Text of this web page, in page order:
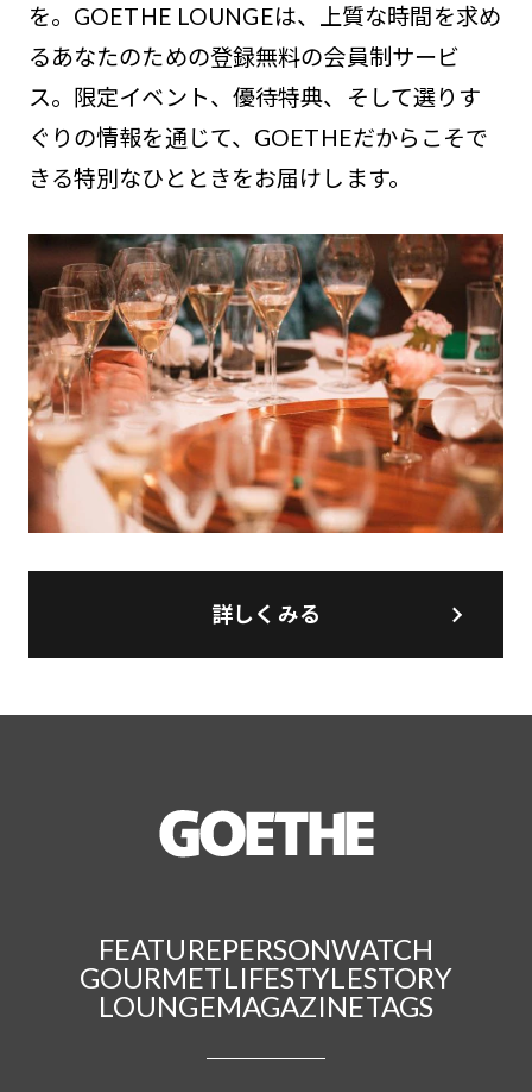
を。GOETHE LOUNGEは、上質な時間を求め
るあなたのための登録無料の会員制サービ
ス。限定イベント、優待特典、そして選りす
ぐりの情報を通じて、GOETHEだからこそで
きる特別なひとときをお届けします。
詳しくみる
FEATUREPERSONWATCH
GOURMETLIFESTYLESTORY
LOUNGEMAGAZINETAGS